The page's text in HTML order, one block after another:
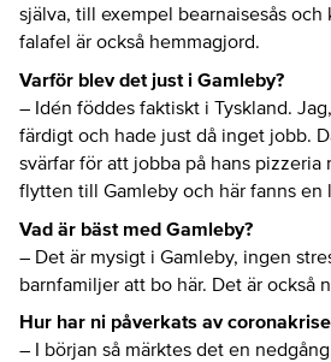
själva, till exempel bearnaisesås och
falafel är också hemmagjord.
Varför blev det just i Gamleby?
– Idén föddes faktiskt i Tyskland.
färdigt och hade just då inget jobb.
svärfar för att jobba på hans pizzeria
flytten till Gamleby och här fanns en
Vad är bäst med Gamleby?
– Det är mysigt i Gamleby, ingen
barnfamiljer att bo här. Det är också
Hur har ni påverkats av
– I början så märktes det en